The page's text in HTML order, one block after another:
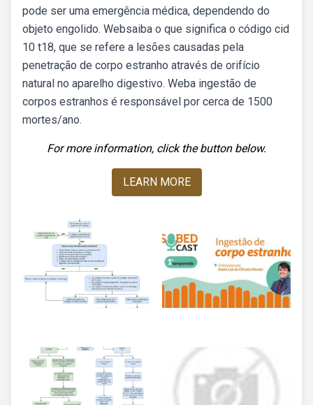
pode ser uma emergência médica, dependendo do
objeto engolido. Websaiba o que significa o código cid
10 t18, que se refere a lesões causadas pela
penetração de corpo estranho através de orifício
natural no aparelho digestivo. Weba ingestão de
corpos estranhos é responsável por cerca de 1500
mortes/ano.
For more information, click the button below.
LEARN MORE